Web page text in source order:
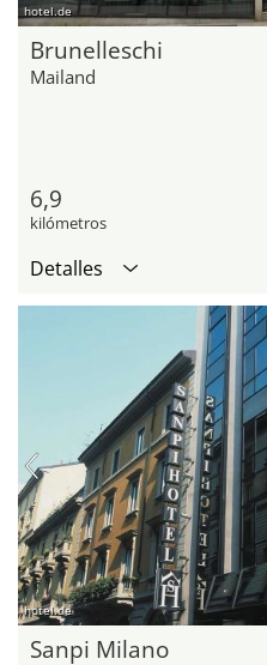
hotel.de
Brunelleschi
Mailand
6,9
kilómetros
Detalles
hotel.de
Sanpi Milano